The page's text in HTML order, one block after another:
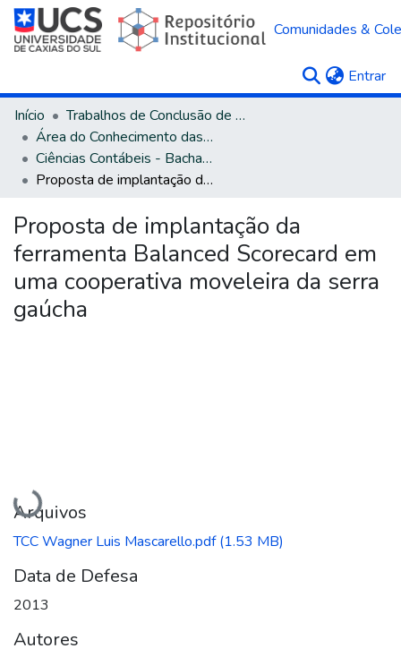
Comunidades &
Entrar
Início
Trabalhos de Conclusão de Curso
Área do Conhecimento das Ciências Sociais Aplicadas
Ciências Contábeis - Bacharelado
Proposta de implantação da ferramenta Balanced Scorecard em uma cooperativa moveleira da serra gaúcha
Proposta de implantação da
ferramenta Balanced Scorecard em
uma cooperativa moveleira da serra
gaúcha
Carregando...
Arquivos
TCC Wagner Luis Mascarello.pdf(1.53 MB)
Data de Defesa
2013
Autores